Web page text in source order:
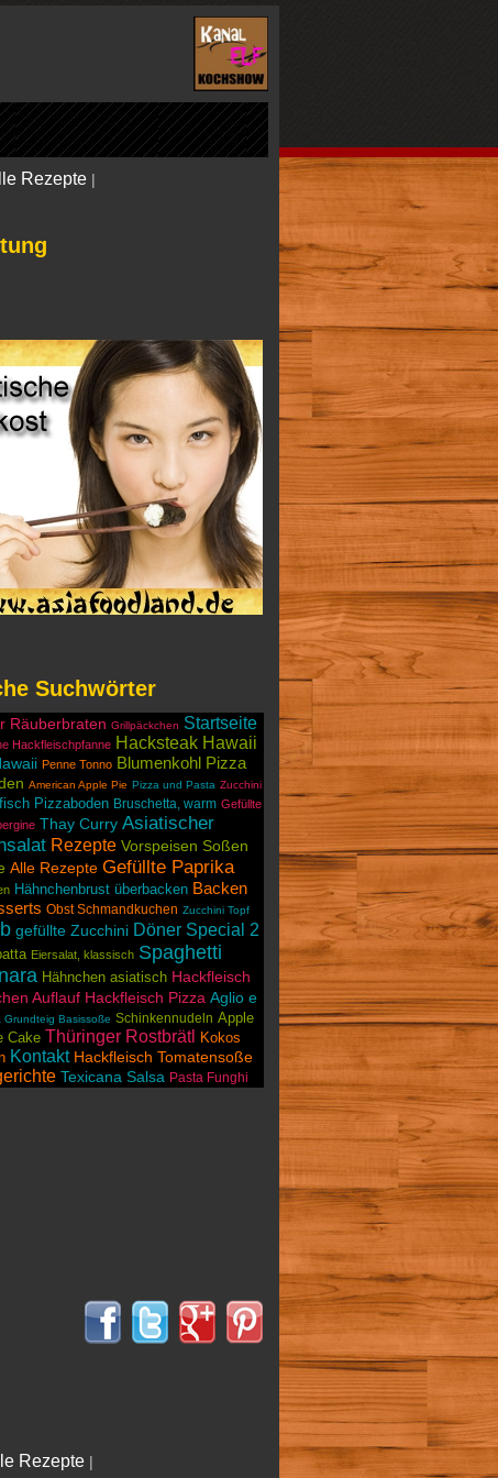
Rezepte|
Suchwörter
Räuberbraten Grillpäckchen Startseite
Hackfleischpfanne Hacksteak Hawaii
Penne Tonno Blumenkohl Pizza
American Apple Pie Pizza und Pasta Zucchini
Pizzaboden Bruschetta, warm Gefüllte
Thay Curry Asiatischer
Rezepte Vorspeisen Soßen
Alle Rezepte Gefüllte Paprika
Hähnchenbrust überbacken Backen
Obst Schmandkuchen Zucchini Topf
gefüllte Zucchini Döner Special 2
Eiersalat, klassisch Spaghetti
Hähnchen asiatisch Hackfleisch
Auflauf Hackfleisch Pizza Aglio e
Grundteig Basissoße Schinkennudeln Apple
Cake Thüringer Rostbrätl Kokos
Kontakt Hackfleisch Tomatensoße
Texicana Salsa Pasta Funghi
Rezepte|